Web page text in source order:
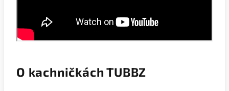
O kachničkách TUBBZ